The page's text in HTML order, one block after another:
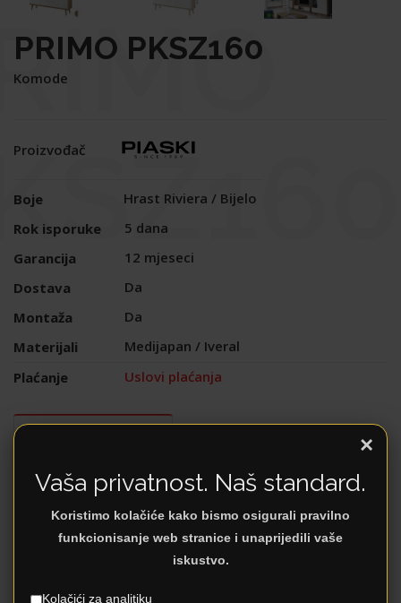
PRIMO PKSZ160
Komode
Proizvođač
Boje
Hrast Riviera / Bijelo
Rok isporuke
5 dana
Garancija
12 mjeseci
Dostava
Da
Montaža
Da
Materijali
Medijapan / Iveral
Plaćanje
Uslovi plaćanja
×
Vaša privatnost. Naš standard.
Koristimo kolačiće kako bismo osigurali pravilno
funkcionisanje web stranice i unaprijedili vaše
iskustvo.
Kolačići za analitiku